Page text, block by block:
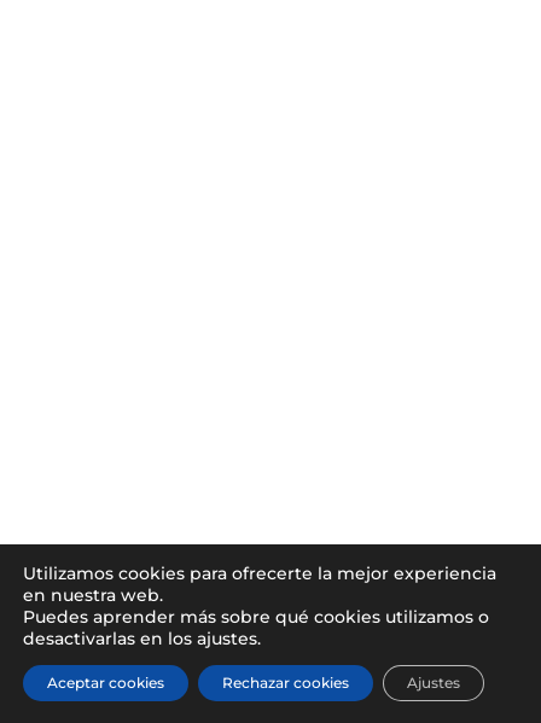
Utilizamos cookies para ofrecerte la mejor experiencia
en nuestra web.
Puedes aprender más sobre qué cookies utilizamos o
desactivarlas en los ajustes.
Aceptar cookies Rechazar cookies Ajustes